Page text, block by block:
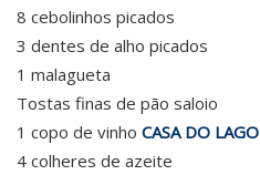
8 cebolinhos picados
3 dentes de alho picados
1 malagueta
Tostas finas de pão saloio
1 copo de vinho CASA DO LAGO
4 colheres de azeite